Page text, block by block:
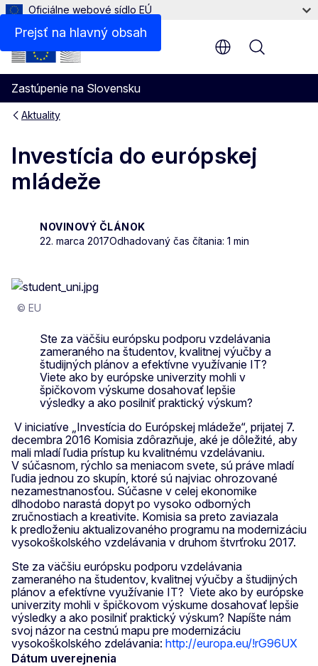
Prejsť na hlavný obsah
Oficiálne webové sídlo EÚ
Zastúpenie na Slovensku
Menu
Aktuality
Investícia do európskej
mládeže
NOVINOVÝ ČLÁNOK
22. marca 2017Odhadovaný čas čítania: 1 min
© EU
Ste za väčšiu európsku podporu vzdelávania
zameraného na študentov, kvalitnej výučby a
študijných plánov a efektívne využívanie IT?
Viete ako by európske univerzity mohli v
špičkovom výskume dosahovať lepšie
výsledky a ako posilniť praktický výskum?
V iniciatíve „Investícia do Európskej mládeže“, prijatej 7.
decembra 2016 Komisia zdôrazňuje, aké je dôležité, aby
mali mladí ľudia prístup ku kvalitnému vzdelávaniu.
V súčasnom, rýchlo sa meniacom svete, sú práve mladí
ľudia jednou zo skupín, ktoré sú najviac ohrozované
nezamestnanosťou. Súčasne v celej ekonomike
dlhodobo narastá dopyt po vysoko odborných
zručnostiach a kreativite. Komisia sa preto zaviazala
k predloženiu aktualizovaného programu na modernizáciu
vysokoškolského vzdelávania v druhom štvrťroku 2017.
Ste za väčšiu európsku podporu vzdelávania
zameraného na študentov, kvalitnej výučby a študijných
plánov a efektívne využívanie IT? Viete ako by európske
univerzity mohli v špičkovom výskume dosahovať lepšie
výsledky a ako posilniť praktický výskum? Napíšte nám
svoj názor na cestnú mapu pre modernizáciu
vysokoškolského zdelávania: http://europa.eu/!rG96UX
Dátum uverejnenia